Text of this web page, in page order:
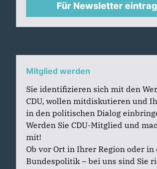
Für Newsletter
Mitglied werden
Sie identifizieren sich mit den
CDU, wollen mitdiskutieren und
in den politischen Dialog
Werden Sie CDU-Mitglied und
mit!
Ob vor Ort in Ihrer Region oder in
Bundespolitik – bei uns sind Sie